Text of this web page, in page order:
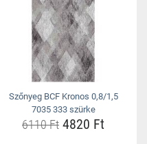
Szőnyeg BCF Kronos 0,8/1,5
7035 333 szürke
6110 Ft 4820 Ft